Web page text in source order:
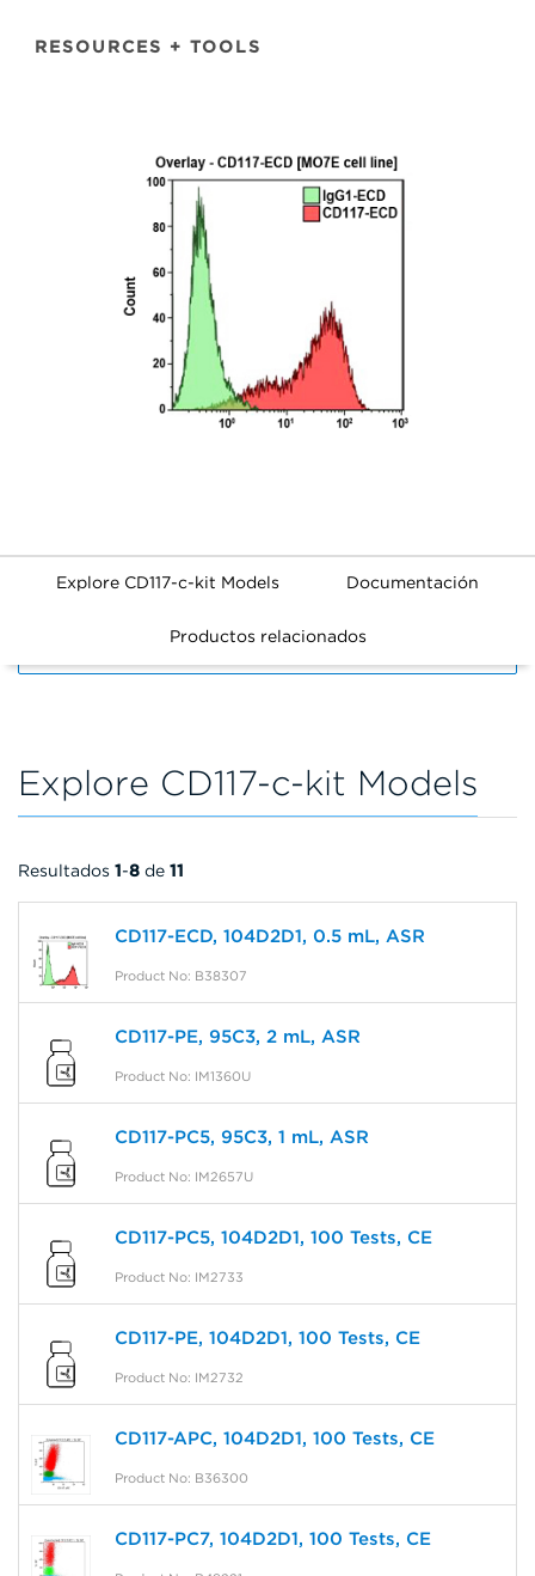
RESOURCES + TOOLS
Explore CD117-c-kit Models Documentación
Productos relacionados
Explore CD117-c-kit Models
Resultados 1-8 de 11
CD117-ECD, 104D2D1, 0.5 mL, ASR
Product No: B38307
CD117-PE, 95C3, 2 mL, ASR
Product No: IM1360U
CD117-PC5, 95C3, 1 mL, ASR
Product No: IM2657U
CD117-PC5, 104D2D1, 100 Tests, CE
Product No: IM2733
CD117-PE, 104D2D1, 100 Tests, CE
Product No: IM2732
CD117-APC, 104D2D1, 100 Tests, CE
Product No: B36300
CD117-PC7, 104D2D1, 100 Tests, CE